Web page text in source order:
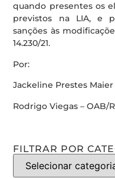
quando presentes os
previstos na LIA, e
sanções às
14.230/21.
Por:
Jackeline Prestes Maier
Rodrigo Viegas – OAB/
FILTRAR POR